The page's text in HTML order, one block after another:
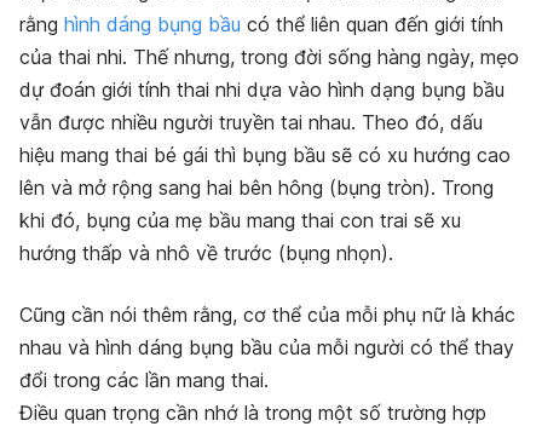
rằng hình dáng bụng bầu có thể liên quan đến giới tính
của thai nhi. Thế nhưng, trong đời sống hàng ngày, mẹo
dự đoán giới tính thai nhi dựa vào hình dạng bụng bầu
vẫn được nhiều người truyền tai nhau. Theo đó, dấu
hiệu mang thai bé gái thì bụng bầu sẽ có xu hướng cao
lên và mở rộng sang hai bên hông (bụng tròn). Trong
khi đó, bụng của mẹ bầu mang thai con trai sẽ xu
hướng thấp và nhô về trước (bụng nhọn).
Cũng cần nói thêm rằng, cơ thể của mỗi phụ nữ là khác
nhau và hình dáng bụng bầu của mỗi người có thể thay
đổi trong các lần mang thai.
Điều quan trọng cần nhớ là trong một số trường hợp